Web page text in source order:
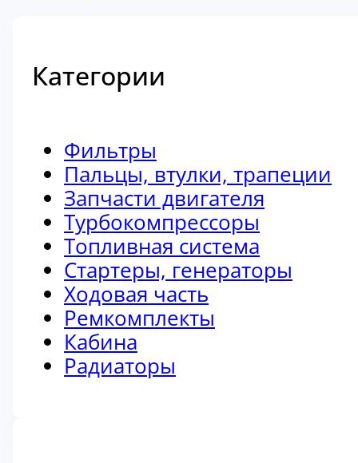
Категории
Фильтры
Пальцы, втулки, трапеции
Запчасти двигателя
Турбокомпрессоры
Топливная система
Стартеры, генераторы
Ходовая часть
Ремкомплекты
Кабина
Радиаторы